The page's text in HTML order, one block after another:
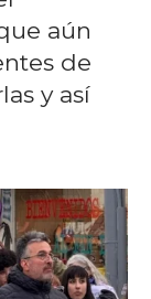
aún
de
y así